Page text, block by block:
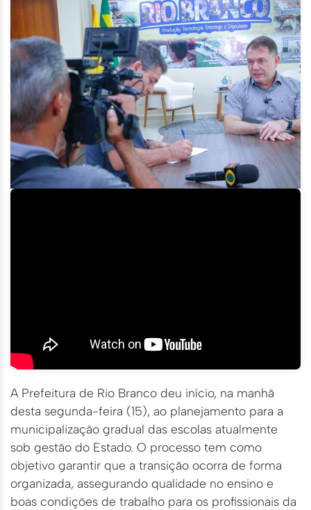
A Prefeitura de Rio Branco deu início, na manhã
desta segunda-feira (15), ao planejamento para a
municipalização gradual das escolas atualmente
sob gestão do Estado. O processo tem como
objetivo garantir que a transição ocorra de forma
organizada, assegurando qualidade no ensino e
boas condições de trabalho para os profissionais da